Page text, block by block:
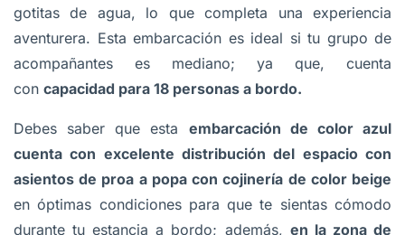
gotitas de agua, lo que completa una experiencia
aventurera. Esta embarcación es ideal si tu grupo de
acompañantes es mediano; ya que, cuenta
con capacidad para 18 personas a bordo.
Debes saber que esta embarcación de color azul
cuenta con excelente distribución del espacio con
asientos de proa a popa con cojinería de color beige
en óptimas condiciones para que te sientas cómodo
durante tu estancia a bordo; además, en la zona de